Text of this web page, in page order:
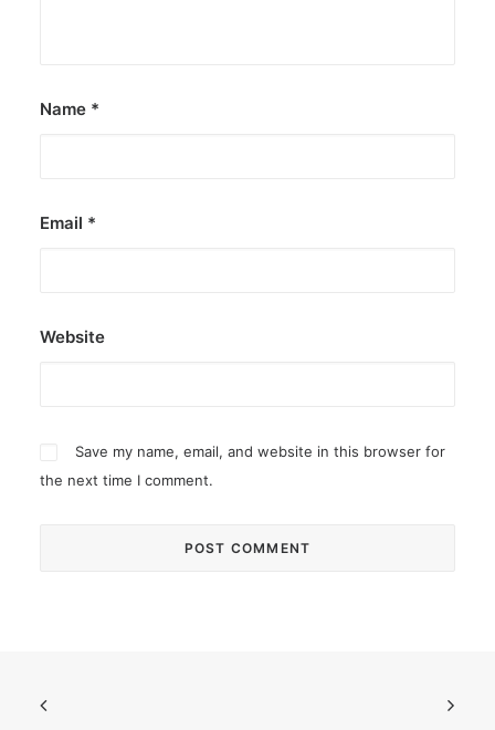
Name *
Email *
Website
Save my name, email, and website in this browser for
the next time I comment.